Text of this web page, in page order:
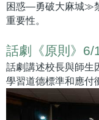
困惑—勇破大麻城≫
重要性。
話劇《原則》6/
話劇講述校長與師生
學習道德標準和應付